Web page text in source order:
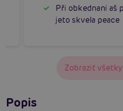
Při obkednani aš
jeto skvela peace
Zobraziť
Popis